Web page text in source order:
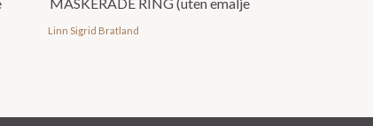
Linn Sigrid Bratland